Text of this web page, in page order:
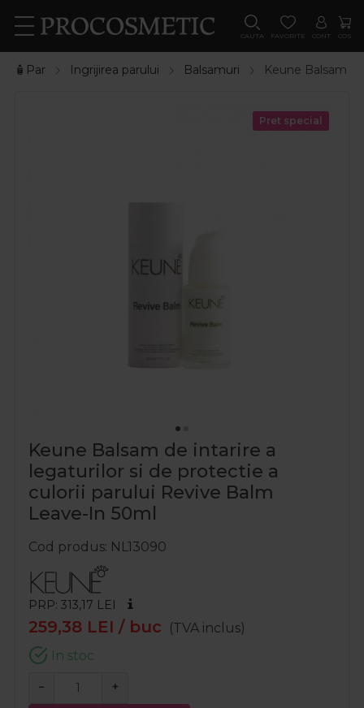
CAUTA FAVORITE CONT COS
🧴Par Ingrijirea parului Balsamuri Keune Balsam
Pret special
Keune Balsam de intarire a
legaturilor si de protectie a
culorii parului Revive Balm
Leave-In 50ml
Cod produs NL13090
PRP: 313,17 LEI
259,38 LEI / buc
(TVA inclus)
In stoc
− +